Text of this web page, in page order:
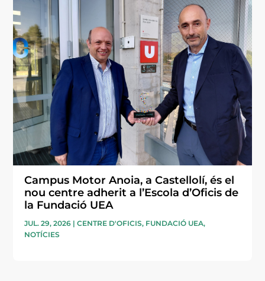
Campus Motor Anoia, a Castellolí, és el
nou centre adherit a l’Escola d’Oficis de
la Fundació UEA
JUL. 29, 2026 |CENTRE D'OFICIS, FUNDACIÓ UEA,
NOTÍCIES